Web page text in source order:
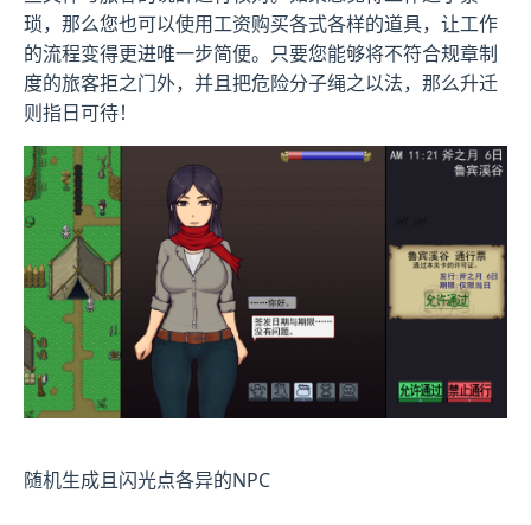
琐，那么您也可以使用工资购买各式各样的道具，让工作
的流程变得更进唯一步简便。只要您能够将不符合规章制
度的旅客拒之门外，并且把危险分子绳之以法，那么升迁
则指日可待！
随机生成且闪光点各异的NPC